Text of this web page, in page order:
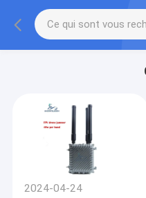
2024-04-24